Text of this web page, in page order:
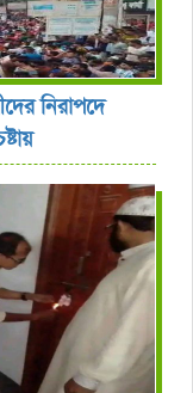
নিরাপদে